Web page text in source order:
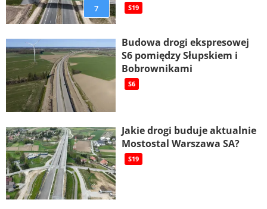
7 S19
Budowa drogi ekspresowej
S6 pomiędzy Słupskiem i
Bobrownikami
S6
Jakie drogi buduje aktualnie
Mostostal Warszawa SA?
S19